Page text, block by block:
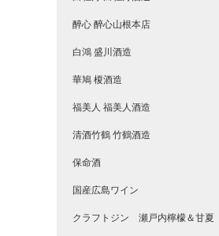
醉心 醉心山根本店
白鴻 盛川酒造
華鳩 榎酒造
福美人 福美人酒造
清酒竹鶴 竹鶴酒造
保命酒
国産広島ワイン
クラフトジン 瀬戸内檸檬＆甘夏